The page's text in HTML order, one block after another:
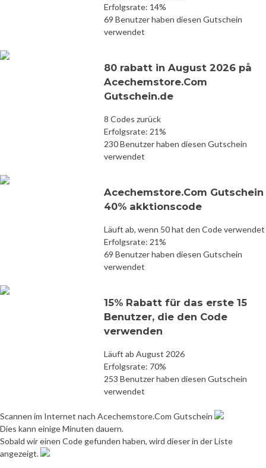
Erfolgsrate: 14%
69 Benutzer haben diesen Gutschein
verwendet
80 rabatt in August 2026 på
Acechemstore.Com
Gutschein.de
8 Codes zurück
Erfolgsrate: 21%
230 Benutzer haben diesen Gutschein
verwendet
Acechemstore.Com Gutschein
40% akktionscode
Läuft ab, wenn 50 hat den Code verwendet
Erfolgsrate: 21%
69 Benutzer haben diesen Gutschein
verwendet
15% Rabatt für das erste 15
Benutzer, die den Code
verwenden
Läuft ab August 2026
Erfolgsrate: 70%
253 Benutzer haben diesen Gutschein
verwendet
Scannen im Internet nach Acechemstore.Com Gutschein
Dies kann einige Minuten dauern.
Sobald wir einen Code gefunden haben, wird dieser in der Liste
angezeigt.